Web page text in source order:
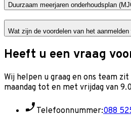
Duurzaam meerjaren onderhoudsplan
Wat zijn de voordelen van het
Heeft u een vraag
Wij helpen u graag en ons team
maandag tot en met vrijdag van
Telefoonnummer:088